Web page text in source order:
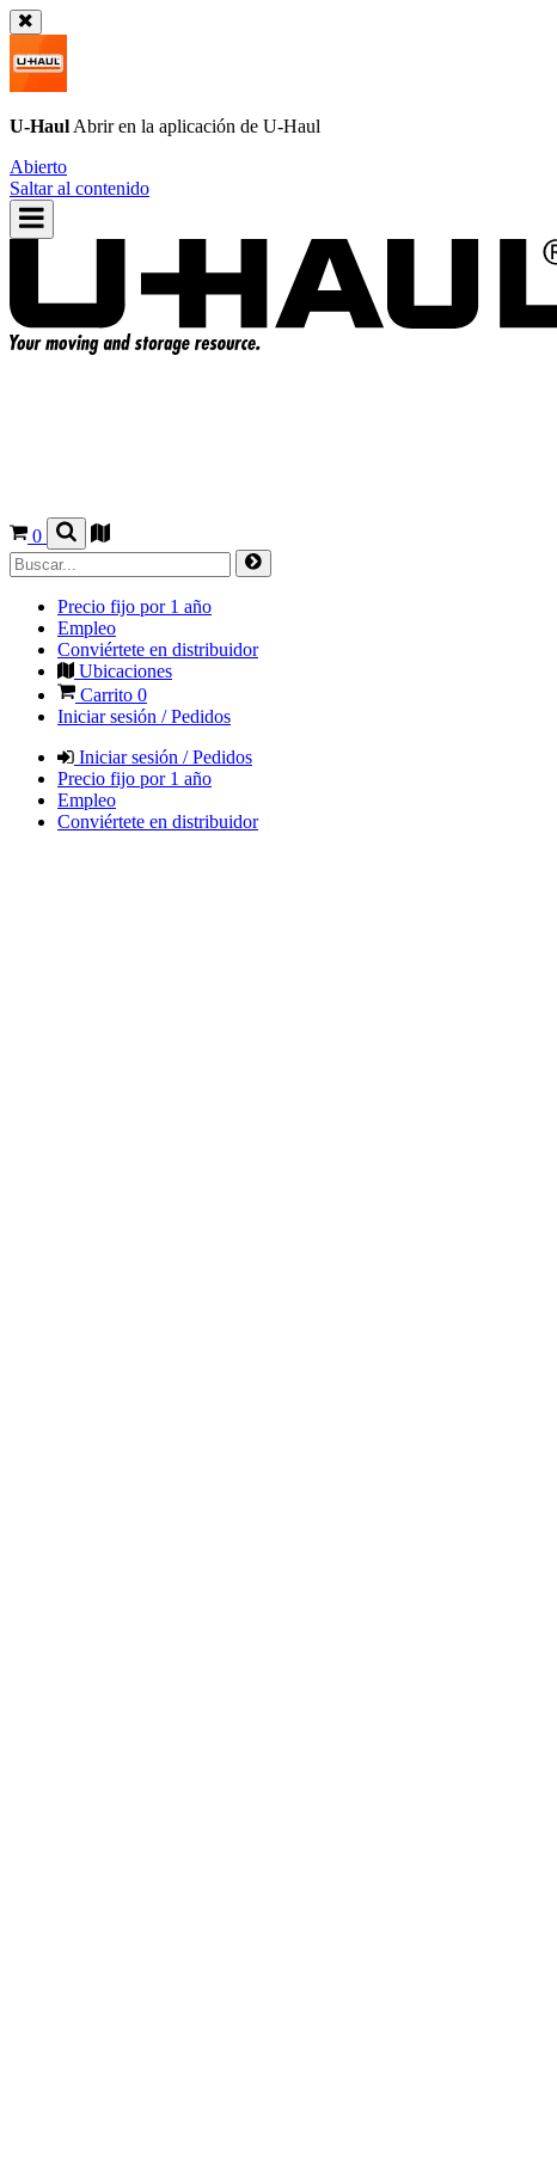
U-Haul Abrir en la aplicación de U-Haul
Abierto
Saltar al contenido
0
Precio fijo por 1 año
Empleo
Conviértete en distribuidor
Ubicaciones
Carrito 0
Iniciar sesión / Pedidos
Iniciar sesión / Pedidos
Precio fijo por 1 año
Empleo
Conviértete en distribuidor